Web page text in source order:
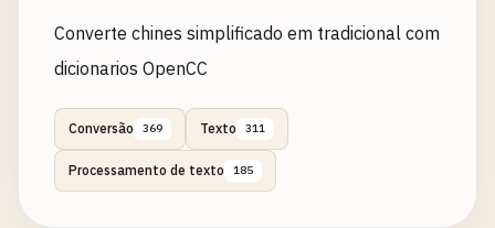
Converte chines simplificado em tradicional com
dicionarios OpenCC
Conversão 369 Texto 311
Processamento de texto 185